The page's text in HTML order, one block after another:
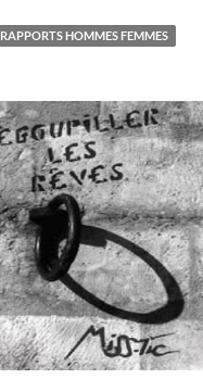
RAPPORTS HOMMES FEMMES